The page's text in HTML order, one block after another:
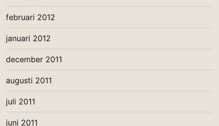
februari 2012
januari 2012
december 2011
augusti 2011
juli 2011
juni 2011